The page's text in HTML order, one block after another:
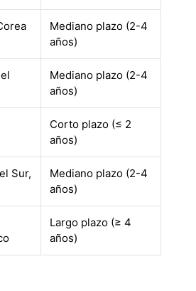
Mediano plazo (2-4
años)
Mediano plazo (2-4
años)
Corto plazo (≤ 2
años)
Sur,
Mediano plazo (2-4
años)
Largo plazo (≥ 4
años)